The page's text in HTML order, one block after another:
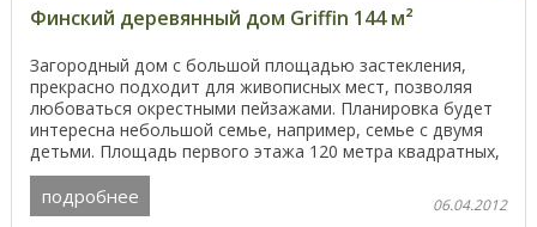
Финский деревянный дом Griffin 144 м²
Загородный дом с большой площадью застекления,
прекрасно подходит для живописных мест, позволяя
любоваться окрестными пейзажами. Планировка будет
интересна небольшой семье, например, семье с двумя
детьми. Площадь первого этажа 120 метра квадратных,
...
подробнее 06.04.2012